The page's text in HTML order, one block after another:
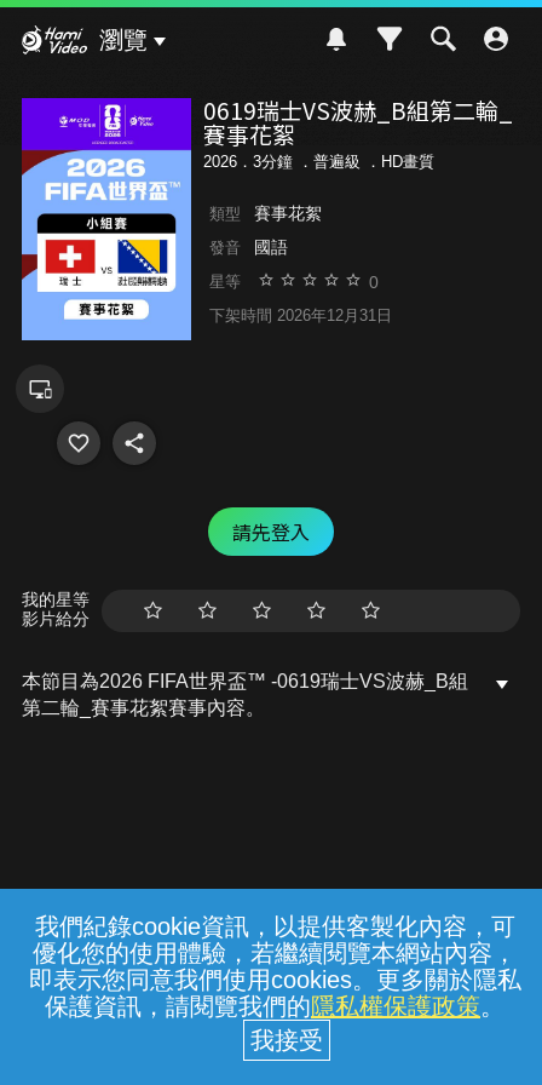
我們紀錄cookie資訊，以提供客製化內容，可
優化您的使用體驗，若繼續閱覽本網站內容，
即表示您同意我們使用cookies。更多關於隱私
保護資訊，請閱覽我們的隱私權保護政策。
瀏覽
0619瑞士VS波赫_B組第二輪_
賽事花絮
2026．3分鐘 ． 普遍級 ．HD畫質
類型 賽事花絮
發音 國語
星等 0
下架時間 2026年12月31日
請先登入
我的星等
影片給分
本節目為2026 FIFA世界盃™ -0619瑞士VS波赫_B組
第二輪_賽事花絮賽事內容。
常見問題 線上客服 服務條款 隱私權保護
中華電信股份有限公司個人家庭分公司
(統一編號：96979949) © 2026
{{notifyMsg}}